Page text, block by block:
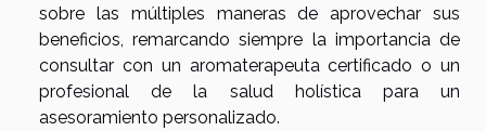
sobre las múltiples maneras de aprovechar sus
beneficios, remarcando siempre la importancia de
consultar con un aromaterapeuta certificado o un
profesional de la salud holística para un
asesoramiento personalizado.